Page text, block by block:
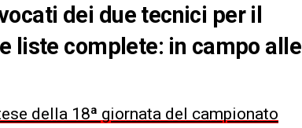
dei due tecnici per il
liste complete: in campo alle
della 18ª giornata del campionato